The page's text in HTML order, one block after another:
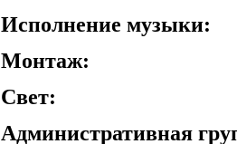
Исполнение музыки:
Монтаж:
Свет:
Административная